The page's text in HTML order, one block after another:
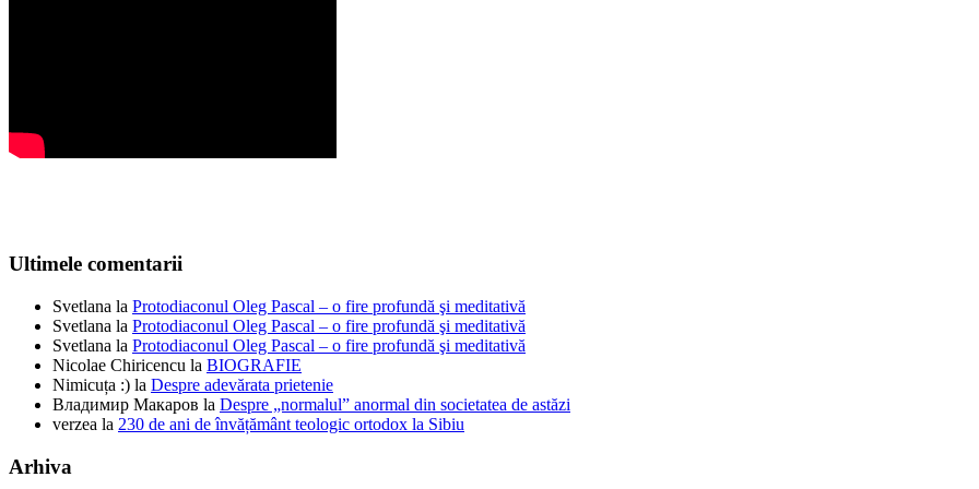
Ultimele comentarii
Svetlana la Protodiaconul Oleg Pascal – o fire profundă şi meditativă
Svetlana la Protodiaconul Oleg Pascal – o fire profundă şi meditativă
Svetlana la Protodiaconul Oleg Pascal – o fire profundă şi meditativă
Nicolae Chiricencu la BIOGRAFIE
Nimicuța :) la Despre adevărata prietenie
Владимир Макаров la Despre „normalul” anormal din societatea de astăzi
verzea la 230 de ani de învățământ teologic ortodox la Sibiu
Arhiva